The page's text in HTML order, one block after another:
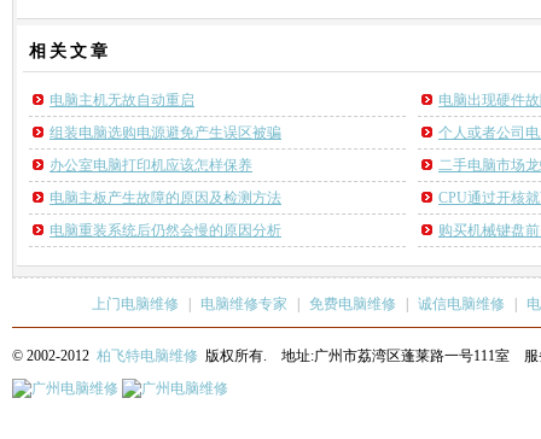
相关 文章
电脑主机无故自动重启
电脑出现硬件
组装电脑选购电源避免产生误区被骗
个人或者公司
办公室电脑打印机应该怎样保养
二手电脑市场
电脑主板产生故障的原因及检测方法
CPU通过开核
电脑重装系统后仍然会慢的原因分析
购买机械键盘
上门电脑维修 电脑维修专家 免费电脑维修 诚信电脑维修
© 2002-2012 柏飞特电脑维修 版权所有. 地址:广州市荔湾区蓬莱路一号111室 服